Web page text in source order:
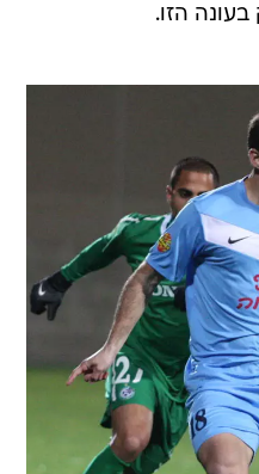
הזו.